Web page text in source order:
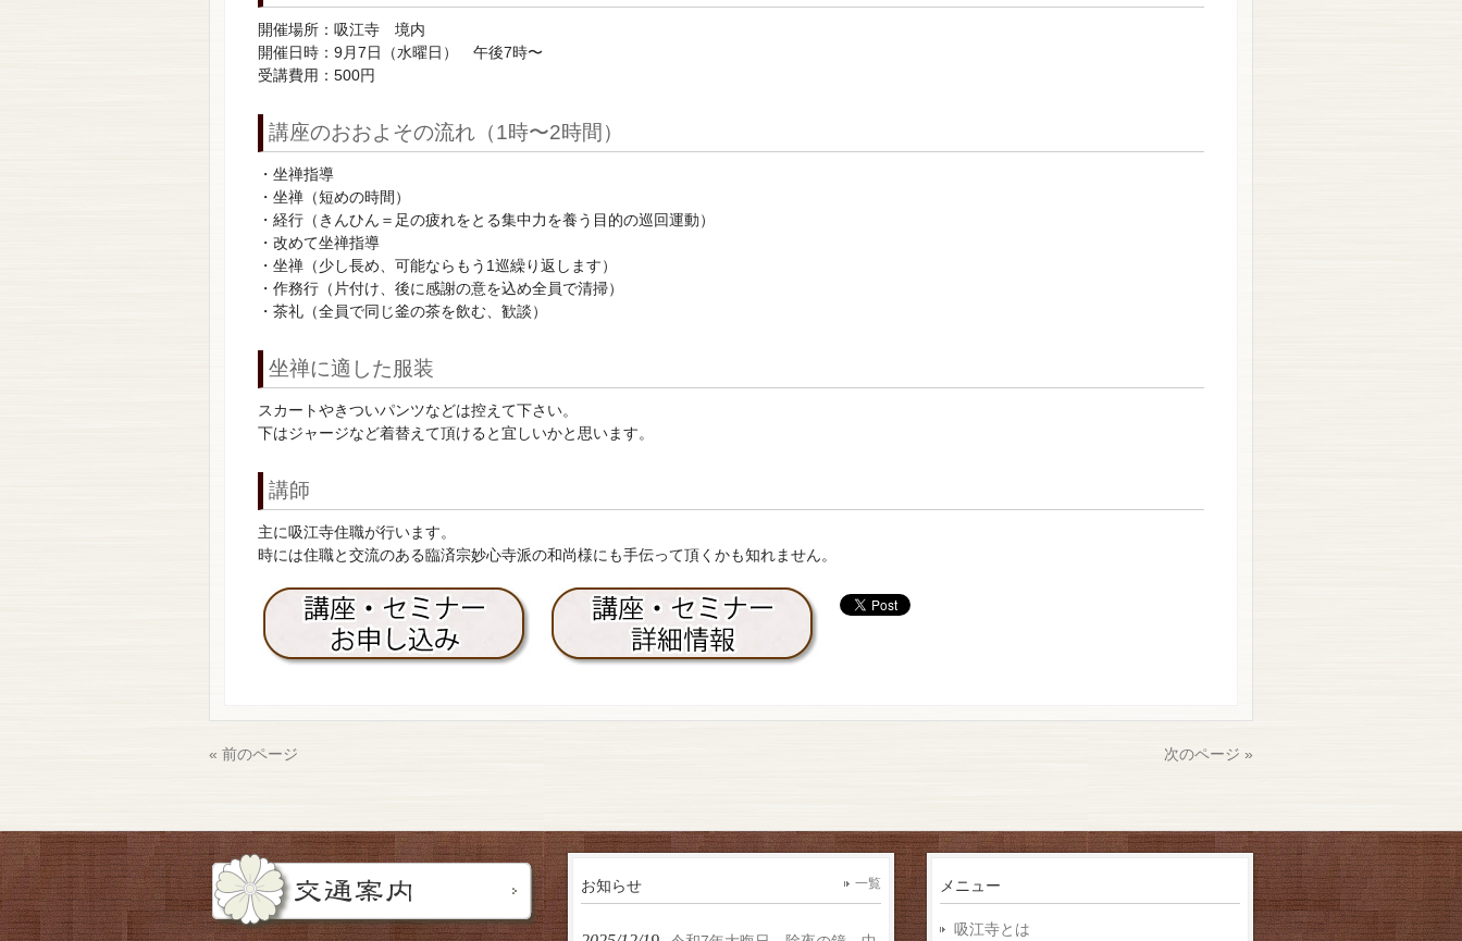
開催場所：吸江寺 境内
開催日時：9月7日（水曜日） 午後7時〜
受講費用：500円
講座のおおよその流れ（1時〜2時間）
・坐禅指導
・坐禅（短めの時間）
・経行（きんひん＝足の疲れをとる集中力を養う目的の巡回運動）
・改めて坐禅指導
・坐禅（少し長め、可能ならもう1巡繰り返します）
・作務行（片付け、後に感謝の意を込め全員で清掃）
・茶礼（全員で同じ釜の茶を飲む、歓談）
坐禅に適した服装
スカートやきついパンツなどは控えて下さい。
下はジャージなど着替えて頂けると宜しいかと思います。
講師
主に吸江寺住職が行います。
時には住職と交流のある臨済宗妙心寺派の和尚様にも手伝って頂くかも知れません。
« 前のページ 次のページ »
お知らせ 一覧 メニュー
吸江寺とは